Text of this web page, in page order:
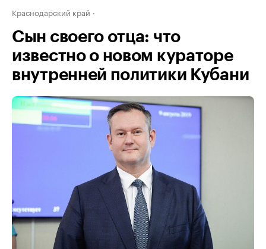
Краснодарский край
Сын своего отца: что
известно о новом кураторе
внутренней политики Кубани